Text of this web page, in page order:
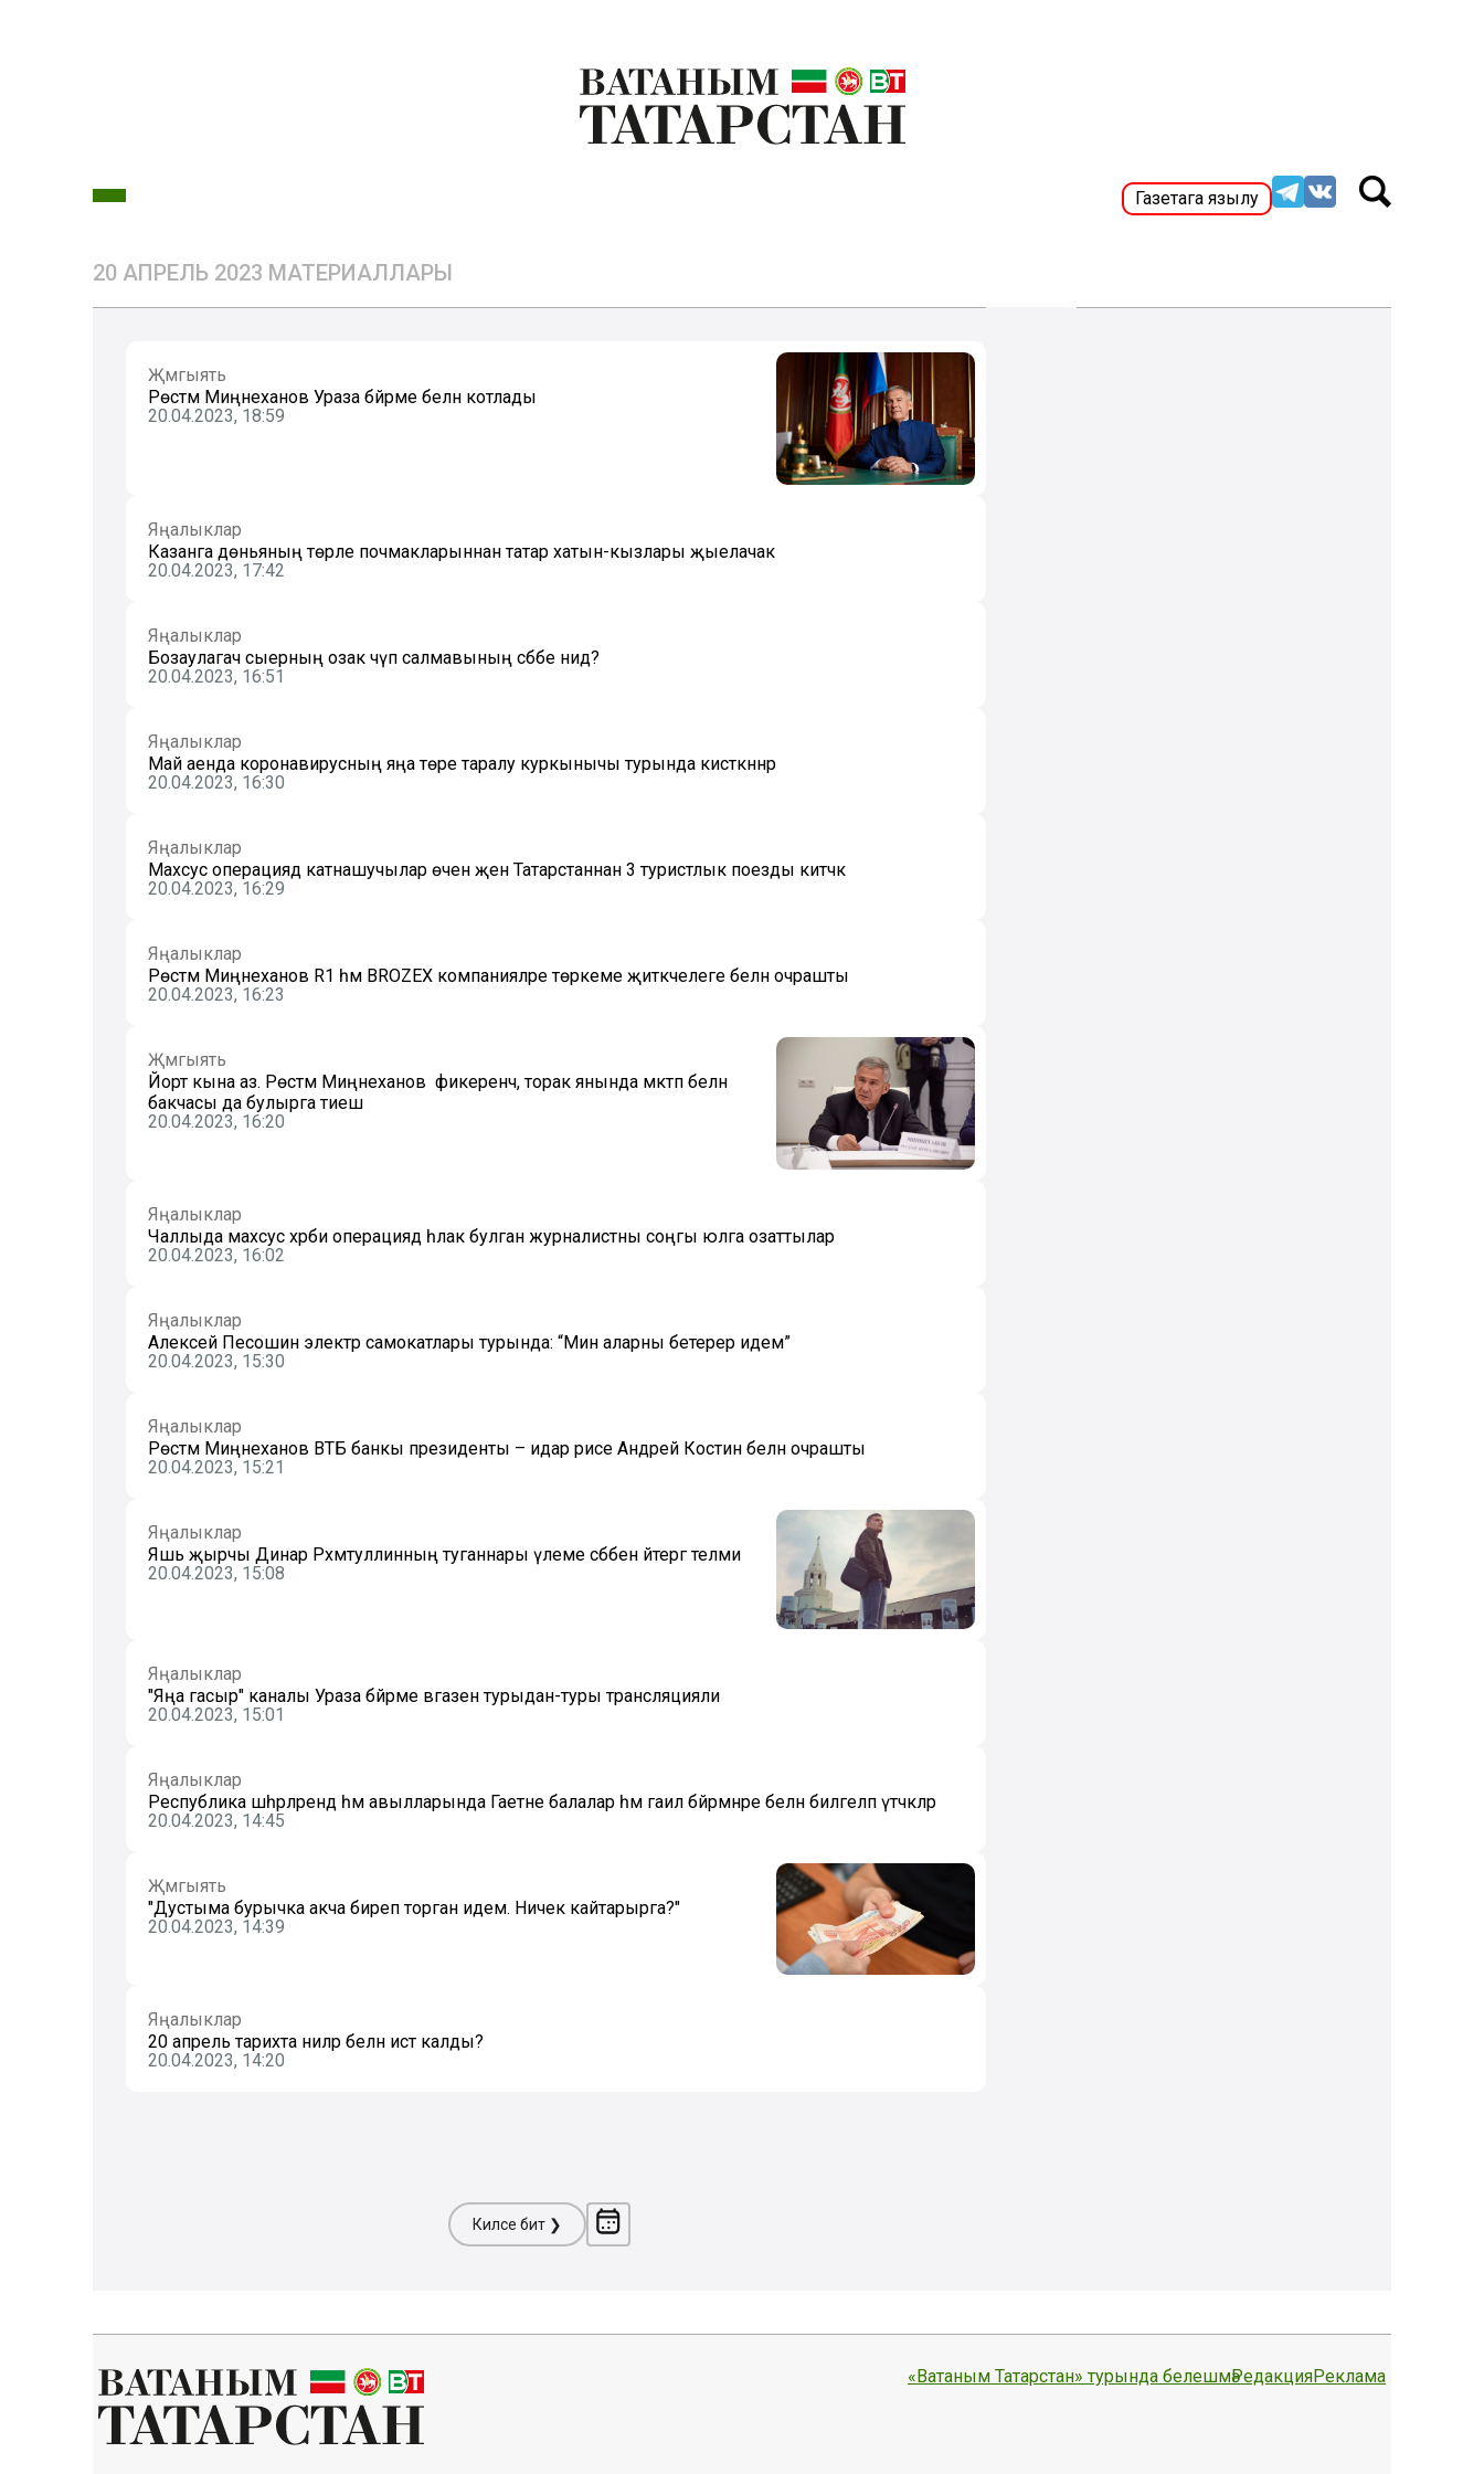
Газетага язылу
20 АПРЕЛЬ 2023 МАТЕРИАЛЛАРЫ
Җәмгыять
Рөстәм Миңнеханов Ураза бәйрәме белән котлады
20.04.2023, 18:59
Яңалыклар
Казанга дөньяның төрле почмакларыннан татар хатын-кызлары җыелачак
20.04.2023, 17:42
Яңалыклар
Бозаулагач сыерның озак чүп салмавының сәбәбе нидә?
20.04.2023, 16:51
Яңалыклар
Май аенда коронавирусның яңа төре таралу куркынычы турында кисәткәннәр
20.04.2023, 16:30
Яңалыклар
Махсус операциядә катнашучылар өчен җәен Татарстаннан 3 туристлык поезды китәчәк
20.04.2023, 16:29
Яңалыклар
Рөстәм Миңнеханов R1 һәм BROZEX компанияләре төркеме җитәкчелеге белән очрашты
20.04.2023, 16:23
Җәмгыять
Йорт кына аз. Рөстәм Миңнеханов фикеренчә, торак янында мәктәп белән
бакчасы да булырга тиеш
20.04.2023, 16:20
Яңалыклар
Чаллыда махсус хәрби операциядә һәлак булган журналистны соңгы юлга озаттылар
20.04.2023, 16:02
Яңалыклар
Алексей Песошин электр самокатлары турында: “Мин аларны бетерер идем”
20.04.2023, 15:30
Яңалыклар
Рөстәм Миңнеханов ВТБ банкы президенты – идарә рәисе Андрей Костин белән очрашты
20.04.2023, 15:21
Яңалыклар
Яшь җырчы Динар Рәхмәтуллинның туганнары үлеме сәбәбен әйтергә теләми
20.04.2023, 15:08
Яңалыклар
"Яңа гасыр" каналы Ураза бәйрәме вәгазен турыдан-туры трансляцияли
20.04.2023, 15:01
Яңалыклар
Республика шәһәрләрендә һәм авылларында Гаетне балалар һәм гаилә бәйрәмнәре белән билгеләп үтәчәкләр
20.04.2023, 14:45
Җәмгыять
"Дустыма бурычка акча биреп торган идем. Ничек кайтарырга?"
20.04.2023, 14:39
Яңалыклар
20 апрель тарихта ниләр белән истә калды?
20.04.2023, 14:20
Киләсе бит ❯
«Ватаным Татарстан» турында белешмәРедакцияРеклама